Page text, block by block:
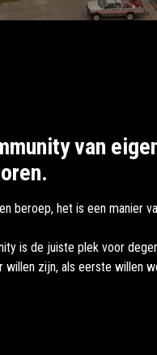
van
beroep, het is een manier
is de juiste plek voor
willen zijn, als eerste willen